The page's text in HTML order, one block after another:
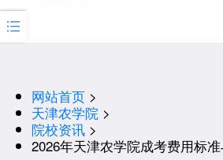

网站首页 >
天津农学院 >
院校资讯 >
2026年天津农学院成考费用标